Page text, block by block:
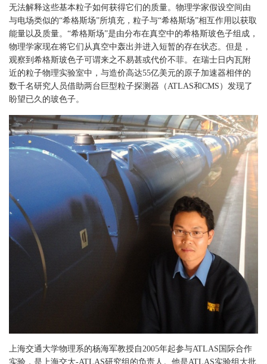
无法解释这些基本粒子如何获得它们的质量。物理学家假设空间由
与电场类似的“希格斯场”所填充，粒子与“希格斯场”相互作用以获取
能量以及质量。“希格斯场”是由分布在真空中的希格斯玻色子组成，
物理学家现在将它们从真空中轰出并进入短暂的存在状态。但是，
观察到希格斯玻色子可谓来之不易甚或代价不菲。在瑞士日内瓦附
近的粒子物理实验室中，与造价高达55亿美元的原子加速器相伴的
数千名研究人员借助两台巨型粒子探测器（ATLAS和CMS）发现了
盼望已久的玻色子。
上海交通大学物理系的杨海军教授自2005年起参与ATLAS国际合作
实验，是上海交大-ATLAS研究组的负责人。他是ATLAS实验组大批